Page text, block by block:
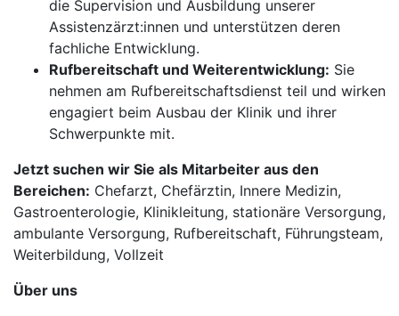
die Supervision und Ausbildung unserer
Assistenzärzt:innen und unterstützen deren
fachliche Entwicklung.
Rufbereitschaft und Weiterentwicklung: Sie
nehmen am Rufbereitschaftsdienst teil und wirken
engagiert beim Ausbau der Klinik und ihrer
Schwerpunkte mit.
Jetzt suchen wir Sie als Mitarbeiter aus den
Bereichen: Chefarzt, Chefärztin, Innere Medizin,
Gastroenterologie, Klinikleitung, stationäre Versorgung,
ambulante Versorgung, Rufbereitschaft, Führungsteam,
Weiterbildung, Vollzeit
Über uns